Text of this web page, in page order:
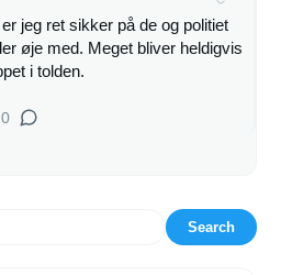
jeg ret sikker på de og politiet
øje med. Meget bliver heldigvis
i tolden.
0
Search